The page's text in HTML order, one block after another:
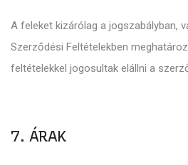
A feleket kizárólag a jogszabályban,
Szerződési Feltételekben
feltételekkel jogosultak elállni a
7. ÁRAK